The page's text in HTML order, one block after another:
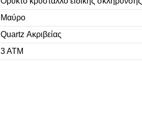
Μαύρο
Quartz Ακριβείας
3 ΑΤΜ